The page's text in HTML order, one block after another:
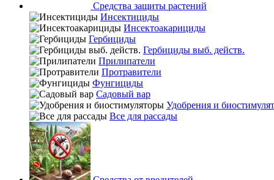
Средства защиты растений
Инсектициды
Инсектоакарициды
Гербициды
Гербициды выб. действ.
Прилипатели
Протравители
Фунгициды
Садовый вар
Удобрения и
Все для рассады